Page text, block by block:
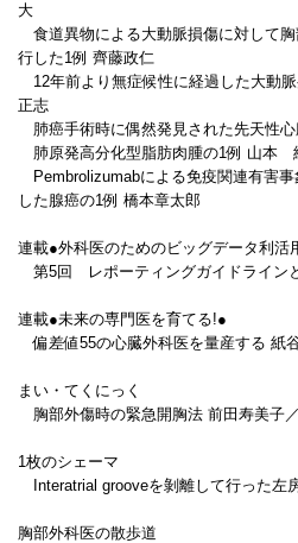
大
食道異物による大動脈損傷に対して
行した1例 齊藤政仁
12年前より無症候性に経過した大動
正志
肺癌手術時に偶然発見された先天性
肺原発高分化型脂肪肉腫の1例 山本
Pembrolizumabによる免疫関連有害
した腺癌の1例 橋本章太郎
連載●外科医のためのビッグデータ利活
第5回 レポーティングガイドライン
連載●未来の専門医を育てる!●
偏差値55の心臓外科医を量産する 紙
まい・てくにっく
胸部外傷時の緊急開胸法 前田寿美子
1枚のシェーマ
Interatrial grooveを剝離して行った左
胸部外科医の散歩道